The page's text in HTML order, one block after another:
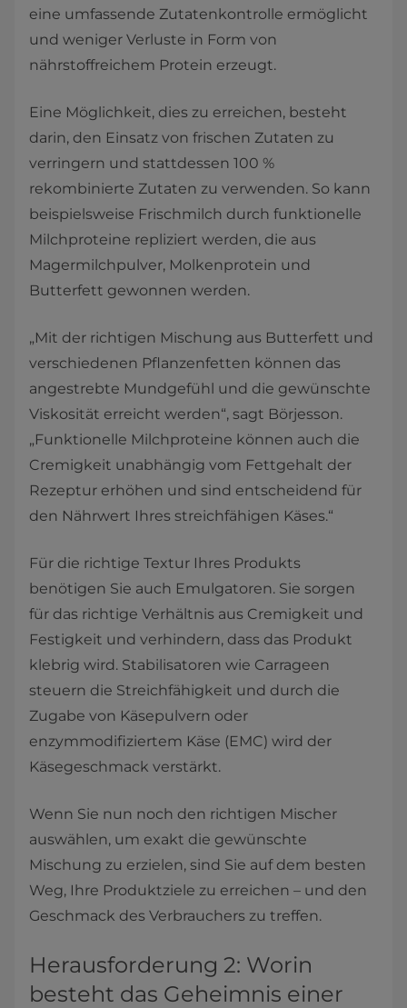
eine umfassende Zutatenkontrolle ermöglicht
und weniger Verluste in Form von
nährstoffreichem Protein erzeugt.
Eine Möglichkeit, dies zu erreichen, besteht
darin, den Einsatz von frischen Zutaten zu
verringern und stattdessen 100 %
rekombinierte Zutaten zu verwenden. So kann
beispielsweise Frischmilch durch funktionelle
Milchproteine repliziert werden, die aus
Magermilchpulver, Molkenprotein und
Butterfett gewonnen werden.
„Mit der richtigen Mischung aus Butterfett und
verschiedenen Pflanzenfetten können das
angestrebte Mundgefühl und die gewünschte
Viskosität erreicht werden“, sagt Börjesson.
„Funktionelle Milchproteine können auch die
Cremigkeit unabhängig vom Fettgehalt der
Rezeptur erhöhen und sind entscheidend für
den Nährwert Ihres streichfähigen Käses.“
Für die richtige Textur Ihres Produkts
benötigen Sie auch Emulgatoren. Sie sorgen
für das richtige Verhältnis aus Cremigkeit und
Festigkeit und verhindern, dass das Produkt
klebrig wird. Stabilisatoren wie Carrageen
steuern die Streichfähigkeit und durch die
Zugabe von Käsepulvern oder
enzymmodifiziertem Käse (EMC) wird der
Käsegeschmack verstärkt.
Wenn Sie nun noch den richtigen Mischer
auswählen, um exakt die gewünschte
Mischung zu erzielen, sind Sie auf dem besten
Weg, Ihre Produktziele zu erreichen – und den
Geschmack des Verbrauchers zu treffen.
Herausforderung 2: Worin
besteht das Geheimnis einer